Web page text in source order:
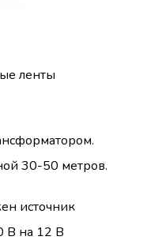
ленты
30-50 метров.
источник
В на 12 В